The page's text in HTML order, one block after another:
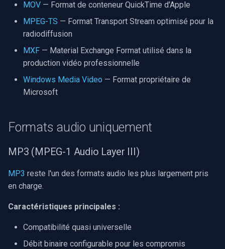
MOV — Format de conteneur QuickTime d'Apple
MPEG-TS — Format Transport Stream optimisé pour la
radiodiffusion
MXF — Material Exchange Format utilisé dans la
production vidéo professionnelle
Windows Media Video — Format propriétaire de
Microsoft
Formats audio uniquement
MP3 (MPEG-1 Audio Layer III)
MP3 reste l'un des formats audio les plus largement pris
en charge.
Caractéristiques principales :
Compatibilité quasi universelle
Débit binaire configurable pour les compromis